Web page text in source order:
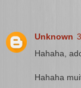
Unknown
Hahaha,
Hahaha